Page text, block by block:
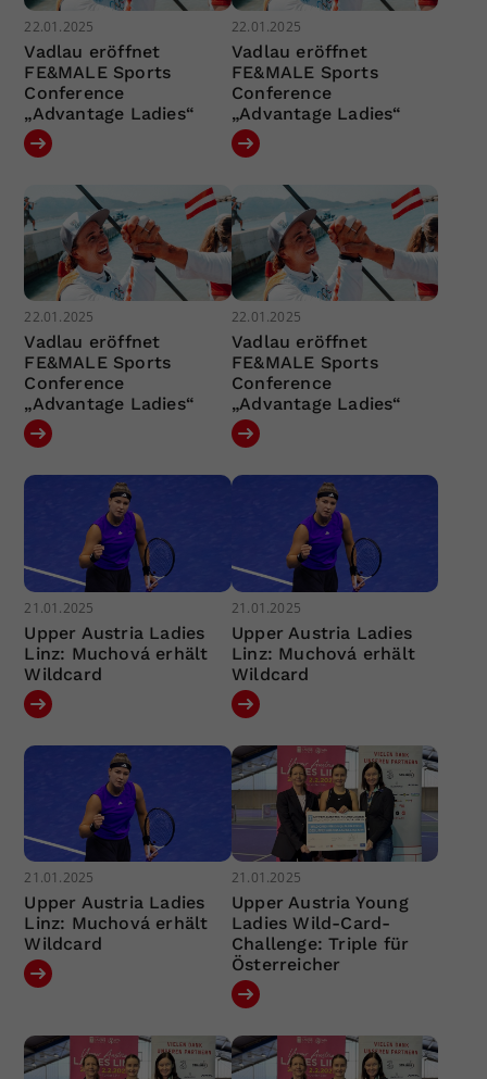
22.01.2025
Vadlau eröffnet
FE&MALE Sports
Conference
„Advantage Ladies“
22.01.2025
Vadlau eröffnet
FE&MALE Sports
Conference
„Advantage Ladies“
22.01.2025
Vadlau eröffnet
FE&MALE Sports
Conference
„Advantage Ladies“
22.01.2025
Vadlau eröffnet
FE&MALE Sports
Conference
„Advantage Ladies“
21.01.2025
Upper Austria Ladies
Linz: Muchová erhält
Wildcard
21.01.2025
Upper Austria Ladies
Linz: Muchová erhält
Wildcard
21.01.2025
Upper Austria Ladies
Linz: Muchová erhält
Wildcard
21.01.2025
Upper Austria Young
Ladies Wild-Card-
Challenge: Triple für
Österreicher